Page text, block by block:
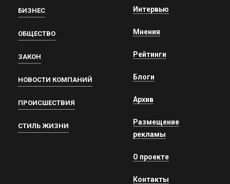
БИЗНЕС
ОБЩЕСТВО
ЗАКОН
НОВОСТИ КОМПАНИЙ
ПРОИСШЕСТВИЯ
СТИЛЬ ЖИЗНИ
Интервью
Мнения
Рейтинги
Блоги
Архив
Размещение
рекламы
О проекте
Контакты